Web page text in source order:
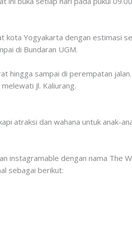
kota Yogyakarta dengan estimasi
di Bundaran UGM.
hingga sampai di perempatan
Jl. Kaliurang.
atraksi dan wahana untuk anak-
instagramable dengan nama The
sebagai berikut: